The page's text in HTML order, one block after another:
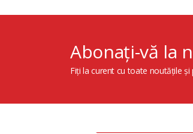
Abonați-vă la
Fiți la curent cu toate noutățile